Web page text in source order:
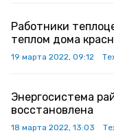
Работники
теплом дома
19 марта 2022, 09:12
Энергосистема
восстановлена
18 марта 2022, 13:03